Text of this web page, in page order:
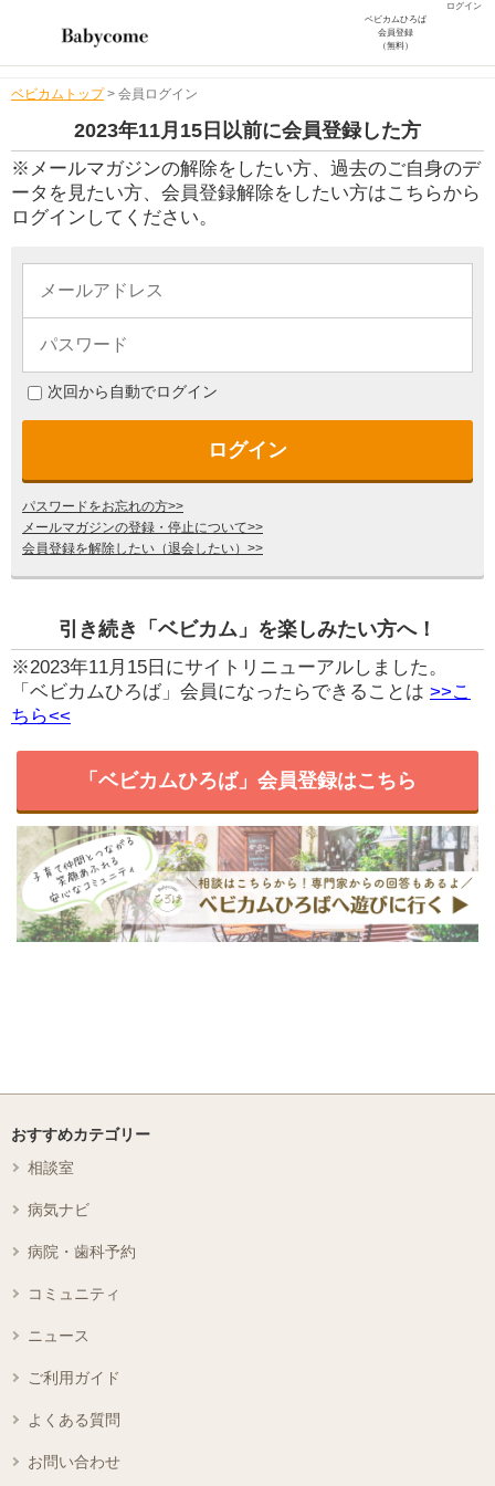
ログイン
ベビカムひろば
会員登録
（無料）
ベビカムトップ> 会員ログイン
2023年11月15日以前に会員登録した方
※メールマガジンの解除をしたい方、過去のご自身のデ
ータを見たい方、会員登録解除をしたい方はこちらから
ログインしてください。
次回から自動でログイン
ログイン
パスワードをお忘れの方>>
メールマガジンの登録・停止について>>
会員登録を解除したい（退会したい）>>
引き続き「ベビカム」を楽しみたい方へ！
※2023年11月15日にサイトリニューアルしました。
「ベビカムひろば」会員になったらできることは >>こ
ちら<<
「ベビカムひろば」会員登録はこちら
おすすめカテゴリー
相談室
病気ナビ
病院・歯科予約
コミュニティ
ニュース
ご利用ガイド
よくある質問
お問い合わせ